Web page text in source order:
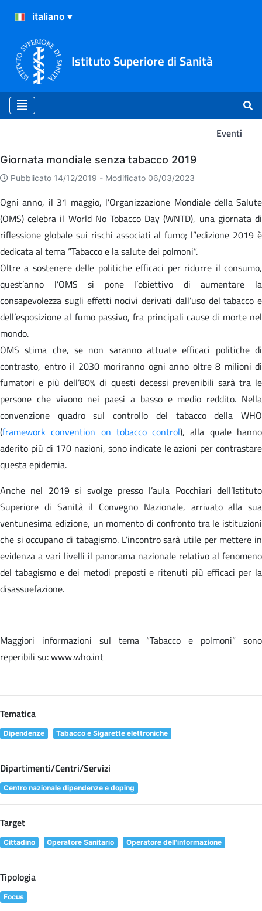
Istituto Superiore di Sanità
Eventi
Eventi
Giornata mondiale senza tabacco 2019
Pubblicato 14/12/2019 - Modificato 06/03/2023
Ogni anno, il 31 maggio, l’Organizzazione Mondiale della Salute
(OMS) celebra il World No Tobacco Day (WNTD), una giornata di
riflessione globale sui rischi associati al fumo; l”edizione 2019 è
dedicata al tema “Tabacco e la salute dei polmoni“.
Oltre a sostenere delle politiche efficaci per ridurre il consumo,
quest’anno l’OMS si pone l’obiettivo di aumentare la
consapevolezza sugli effetti nocivi derivati dall’uso del tabacco e
dell’esposizione al fumo passivo, fra principali cause di morte nel
mondo.
OMS stima che, se non saranno attuate efficaci politiche di
contrasto, entro il 2030 moriranno ogni anno oltre 8 milioni di
fumatori e più dell’80% di questi decessi prevenibili sarà tra le
persone che vivono nei paesi a basso e medio reddito. Nella
convenzione quadro sul controllo del tabacco della WHO
(framework convention on tobacco control), alla quale hanno
aderito più di 170 nazioni, sono indicate le azioni per contrastare
questa epidemia.
Anche nel 2019 si svolge presso l’aula Pocchiari dell’Istituto
Superiore di Sanità il Convegno Nazionale, arrivato alla sua
ventunesima edizione, un momento di confronto tra le istituzioni
che si occupano di tabagismo. L’incontro sarà utile per mettere in
evidenza a vari livelli il panorama nazionale relativo al fenomeno
del tabagismo e dei metodi preposti e ritenuti più efficaci per la
disassuefazione.
Maggiori informazioni sul tema “Tabacco e polmoni” sono
reperibili su: www.who.int
Tematica
Dipendenze Tabacco e Sigarette elettroniche
Dipartimenti/Centri/Servizi
Centro nazionale dipendenze e doping
Target
Cittadino Operatore Sanitario Operatore dell'informazione
Tipologia
Focus